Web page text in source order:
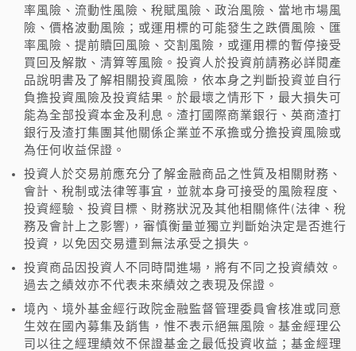
率風險、流動性風險、稅賦風險、政治風險、當地市場風
險、價格波動風險；或運用標的可能發生之跌價風險、匯
率風險、提前贖回風險、交割風險，或運用標的暫停接受
買回及解散、清算等風險。投資人於投資前請務必詳閱產
品說明書及了解相關投資風險，依本身之判斷投資並自行
負擔投資風險及投資結果。於最壞之情形下，最大損失可
能為全部投資本金及利息。渣打國際商業銀行、英商渣打
銀行及渣打集團其他關係企業並不承擔或分擔投資風險或
為任何收益保證。
投資人於交易前應充分了解金融商品之性質及相關財務、
會計、稅制或法律等事宜，並就本身可接受的風險程度、
投資經驗、投資目標、財務狀況及其他相關條件(法律、稅
務及會計上之影響)，審慎衡量並獨立判斷始決定是否進行
投資，以免因交易遭到無法承受之損失。
投資商品因投資人不同時間進場，將有不同之投資績效。
過去之績效亦不代表未來績效之表現及保證。
境內、境外基金經行政院金融監督管理委員會核准或同意
生效在國內募集及銷售，惟不表示絕無風險。基金經理公
司以往之經理績效不保證基金之最低投資收益；基金經理